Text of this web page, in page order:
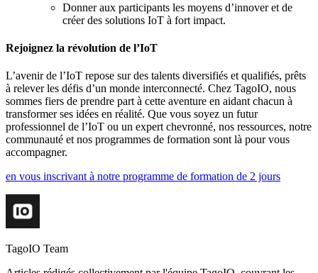
Donner aux participants les moyens d’innover et de
créer des solutions IoT à fort impact.
Rejoignez la révolution de l’IoT
L’avenir de l’IoT repose sur des talents diversifiés et qualifiés, prêts
à relever les défis d’un monde interconnecté. Chez TagoIO, nous
sommes fiers de prendre part à cette aventure en aidant chacun à
transformer ses idées en réalité. Que vous soyez un futur
professionnel de l’IoT ou un expert chevronné, nos ressources, notre
communauté et nos programmes de formation sont là pour vous
accompagner.
en vous inscrivant à notre programme de formation de 2 jours
TagoIO Team